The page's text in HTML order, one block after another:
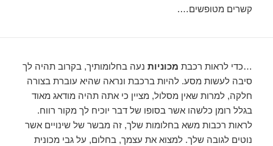
קשרים מטופשים….
…כדי לראות רכבת מכוניות נעה בחלומותיך, בקרוב תהיה לך
סיבה לעשות מסע. להיות ברכבת ונראה שהיא עוברת בצורה
חלקה, למרות שאין מסלול, מציין כי אתה תהיה מודאג מאוד
בגלל רומן כלשהו אשר בסופו של דבר יוכיח לך מקור רווח.
לראות רכבות משא בחלומות שלך, זה מבשר של שינויים אשר
נוטים לגובה שלך. למצוא את עצמך, בחלום, על גבי מכונית